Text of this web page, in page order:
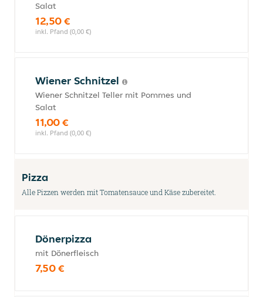
Salat
12,50 €
inkl. Pfand (0,00 €)
Wiener Schnitzel
Wiener Schnitzel Teller mit Pommes und
Salat
11,00 €
inkl. Pfand (0,00 €)
Pizza
Alle Pizzen werden mit Tomatensauce und Käse zubereitet.
Dönerpizza
mit Dönerfleisch
7,50 €